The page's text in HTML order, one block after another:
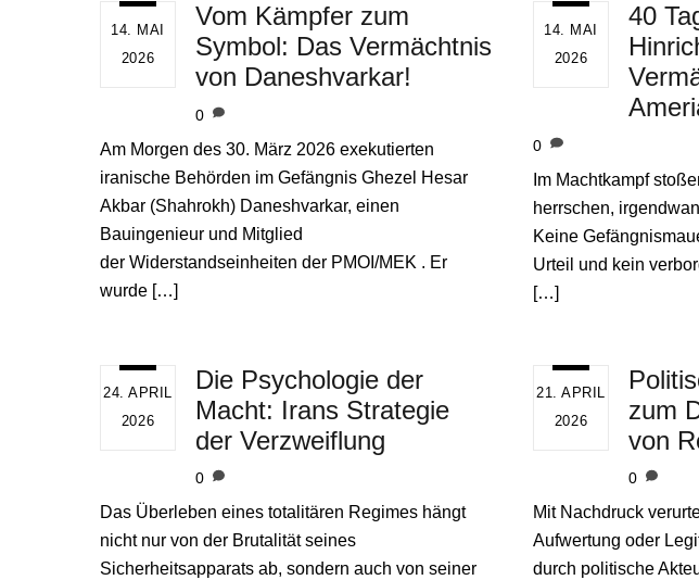
14. MAI
2026
Vom Kämpfer zum
Symbol: Das Vermächtnis
von Daneshvarkar!
0
Am Morgen des 30. März 2026 exekutierten
iranische Behörden im Gefängnis Ghezel Hesar
Akbar (Shahrokh) Daneshvarkar, einen
Bauingenieur und Mitglied
der Widerstandseinheiten der PMOI/MEK . Er
wurde […]
14. MAI
2026
40
0
Im Machtkampf
herrschen,
Keine
Urteil und kein
[…]
24. APRIL
2026
Die Psychologie der
Macht: Irans Strategie
der Verzweiflung
0
Das Überleben eines totalitären Regimes hängt
nicht nur von der Brutalität seines
Sicherheitsapparats ab, sondern auch von seiner
21. APRIL
2026
zum
von
0
Mit Nachdruck
Aufwertung oder
durch politische